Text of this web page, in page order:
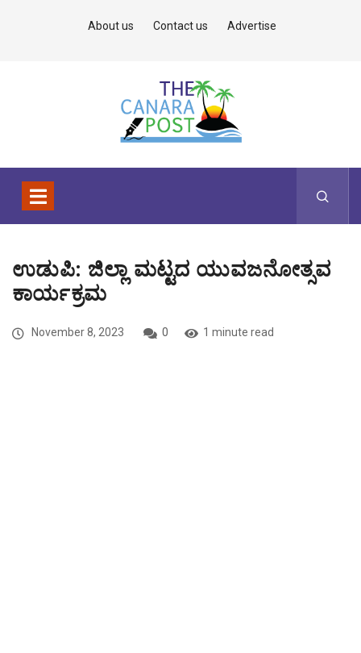
About us Contact us Advertise
ಉಡುಪಿ: ಜಿಲ್ಲಾ ಮಟ್ಟದ ಯುವಜನೋತ್ಸವ
ಕಾರ್ಯಕ್ರಮ
November 8, 2023 0 1 minute read